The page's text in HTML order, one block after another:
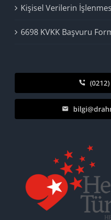
Kişisel Verilerin
6698 KVKK Başvuru